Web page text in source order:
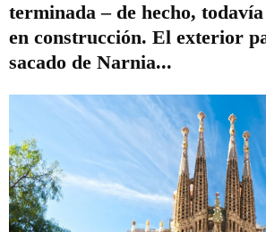
terminada – de hecho,
en construcción. El exterior
sacado de Narnia...